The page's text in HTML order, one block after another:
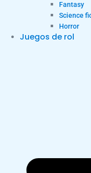
Fantasy
Science
Horror
Juegos de rol